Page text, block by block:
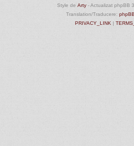
Style de Arty- Actualizat phpBB
Translation/Traducere:
PRIVACY_LINK |